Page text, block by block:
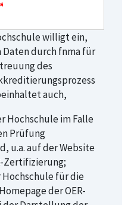
*
willigt ein,
durch fnma für
des
auch,
Hochschule im Falle
Prüfung
u.a. auf der Website
Zertifizierung;
Hochschule für die
der OER-